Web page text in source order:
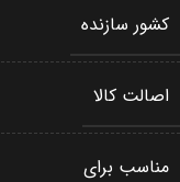
کشور سازنده
اصالت کالا
مناسب برای